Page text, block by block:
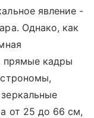
явление -
Однако, как
прямые кадры
от 25 до 66 см,